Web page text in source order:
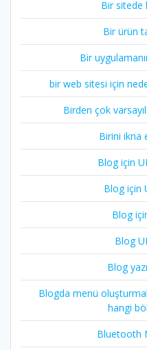
Bir sitede
Bir ürün
Bir
bir web sitesi için
Birden çok
Birini ikna
Blog için
Blog için
Blog
Blog
Blog
Blogda menü
hangi
Bluetooth